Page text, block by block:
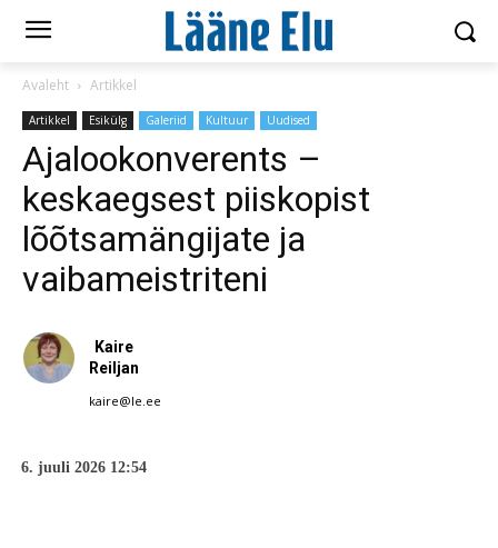
Avaleht Artikkel
Artikkel Esikülg Galeriid Kultuur Uudised
Ajalookonverents –
keskaegsest piiskopist
lõõtsamängijate ja
vaibameistriteni
Kaire
Reiljan
kaire@le.ee
6. juuli 2026 12:54